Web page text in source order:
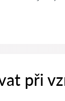
při